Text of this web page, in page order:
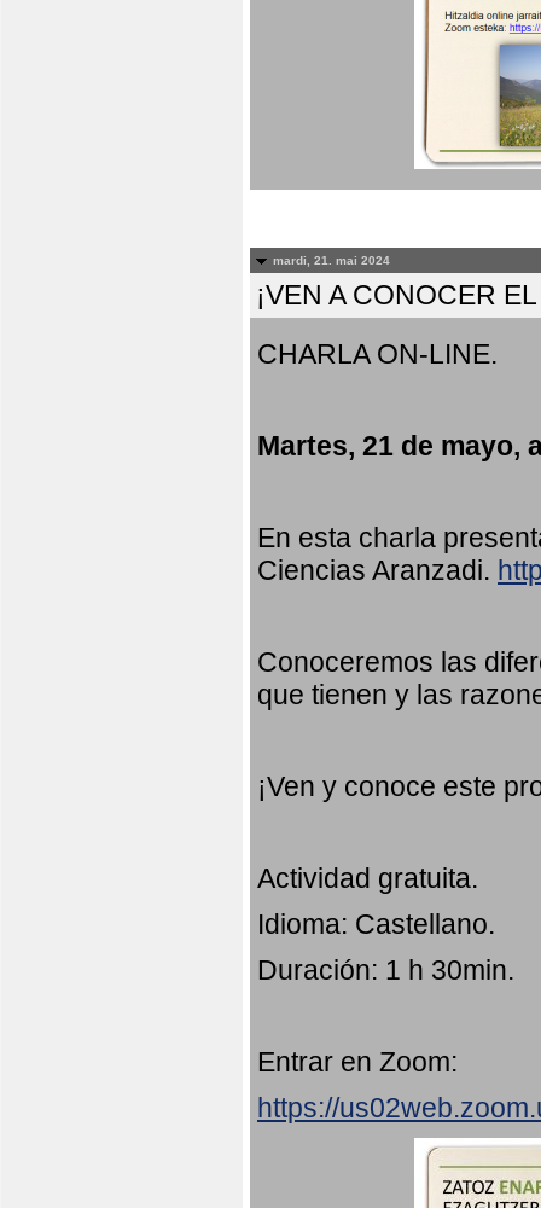
mardi, 21. mai 2024
¡VEN A CONOCER
CHARLA ON-LINE.
Martes, 21 de mayo,
En esta charla
Ciencias Aranzadi.
Conoceremos las
que tienen y las
¡Ven y conoce este
Actividad gratuita.
Idioma: Castellano.
Duración: 1 h 30min.
Entrar en Zoom:
https://